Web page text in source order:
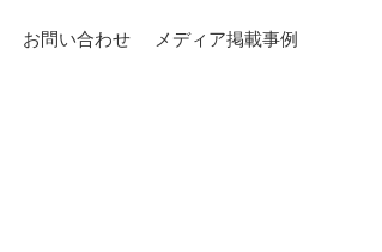
お問い合わせ メディア掲載事例